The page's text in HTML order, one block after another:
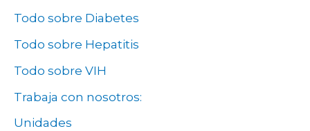
Todo sobre Diabetes
Todo sobre Hepatitis
Todo sobre VIH
Trabaja con nosotros:
Unidades